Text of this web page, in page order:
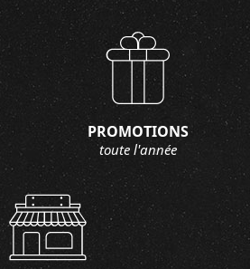
PROMOTIONS
toute l'année